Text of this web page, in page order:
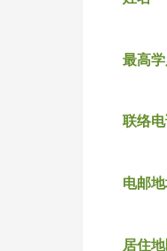
最高
联络
电邮
居住